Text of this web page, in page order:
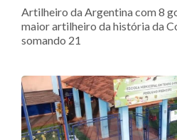
Artilheiro da Argentina com 8
maior artilheiro da história da
somando 21